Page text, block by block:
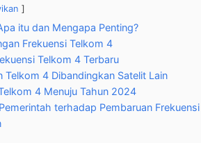
itu dan Mengapa Penting?
Frekuensi Telkom 4
Telkom 4 Terbaru
Telkom 4 Dibandingkan Satelit Lain
4 Menuju Tahun 2024
terhadap Pembaruan